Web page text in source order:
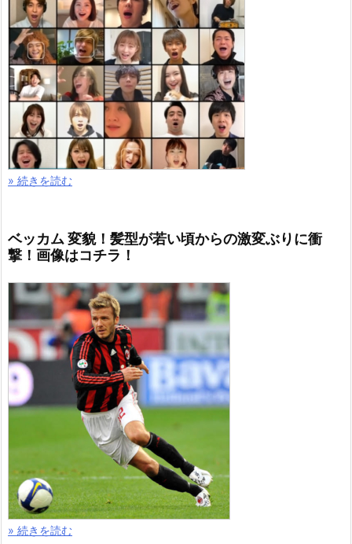
» 続きを読む
ベッカム 変貌！髪型が若い頃からの激変ぶりに衝
撃！画像はコチラ！
» 続きを読む